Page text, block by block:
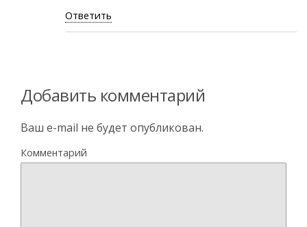
Ответить
Добавить комментарий
Ваш e-mail не будет опубликован.
Комментарий